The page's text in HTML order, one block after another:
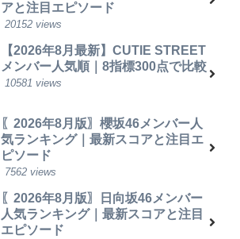
アと注目エピソード
20152 views
【2026年8月最新】CUTIE STREET
メンバー人気順｜8指標300点で比較
10581 views
〖2026年8月版〗櫻坂46メンバー人
気ランキング｜最新スコアと注目エ
ピソード
7562 views
〖2026年8月版〗日向坂46メンバー
人気ランキング｜最新スコアと注目
エピソード